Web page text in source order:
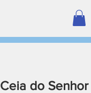
Ceia do